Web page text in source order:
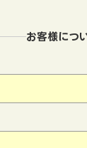
お客様につ